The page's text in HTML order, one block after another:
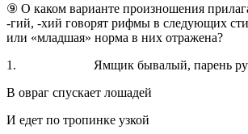
⑨ О каком варианте произношения
-гий, -хий говорят рифмы в следующих
или «младшая» норма в них отражена?
1. Ямщик бывалый, парень
В овраг спускает лошадей
И едет по тропинке узкой